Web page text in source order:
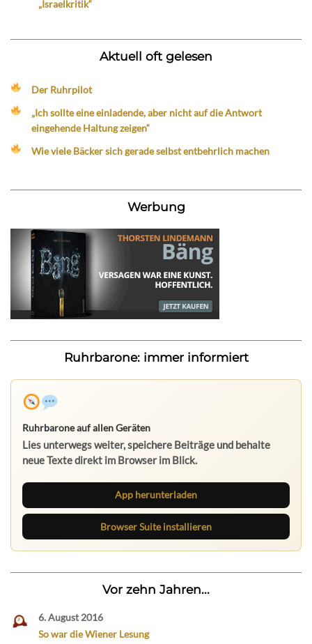
„Israelkritik“
Aktuell oft gelesen
Der Ruhrpilot
„Ich sollte eine einladende, aber nicht auf die Antwort
eingehende Haltung zeigen“
Wie viele Bäcker sich gerade selbst entbehrlich machen
Werbung
Ruhrbarone: immer informiert
Ruhrbarone auf allen Geräten
Lies unterwegs weiter, speichere Beiträge und behalte
neue Texte direkt im Browser im Blick.
App herunterladen
Browser Suite installieren
Vor zehn Jahren...
6. August 2016
So war die Wiener Lesung